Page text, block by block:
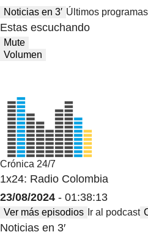
Noticias en 3′ Últimos programas
Estas escuchando
Mute
Volumen
Crónica 24/7
1x24: Radio Colombia
23/08/2024 - 01:38:13
Ver más episodios Ir al podcast
Noticias en 3′